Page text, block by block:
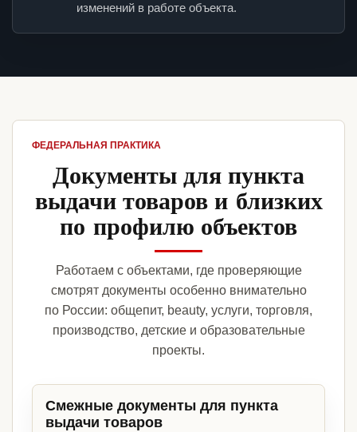
изменений в работе объекта.
ФЕДЕРАЛЬНАЯ ПРАКТИКА
Документы для пункта
выдачи товаров и близких
по профилю объектов
Работаем с объектами, где проверяющие
смотрят документы особенно внимательно
по России: общепит, beauty, услуги, торговля,
производство, детские и образовательные
проекты.
Смежные документы для пункта
выдачи товаров